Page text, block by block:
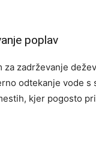
poplav
zadrževanje
odtekanje vode s
kjer pogosto